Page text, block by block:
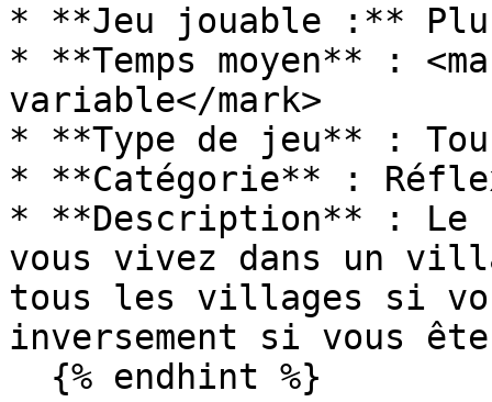
* **Jeu jouable :**
* **Temps moyen** :
variable</mark>
* **Type de jeu** :
* **Catégorie** :
* **Description** : Le
vous vivez dans un
tous les villages si
inversement si vous